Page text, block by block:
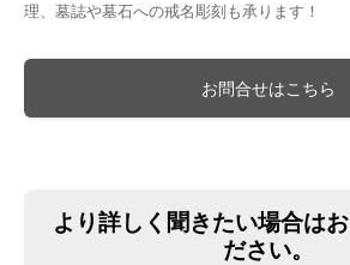
理、墓誌や墓石への戒名彫刻も承ります！
お問合せはこちら
より詳しく聞きたい場合は
ださい。